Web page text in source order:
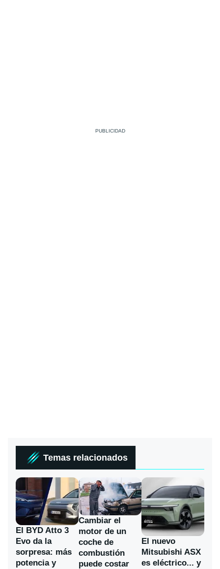
Temas relacionados
El BYD Atto 3
Evo da la
sorpresa: más
potencia y
Cambiar el
motor de un
coche de
combustión
puede costar
El nuevo
Mitsubishi ASX
es eléctrico... y